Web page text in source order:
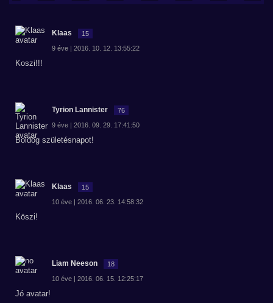
Klaas 15
9 éve | 2016. 10. 12. 13:55:22
Koszi!!!
Tyrion Lannister 76
9 éve | 2016. 09. 29. 17:41:50
Boldog születésnapot!
Klaas 15
10 éve | 2016. 06. 23. 14:58:32
Köszi!
Liam Neeson 18
10 éve | 2016. 06. 15. 12:25:17
Jó avatar!